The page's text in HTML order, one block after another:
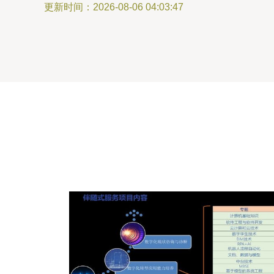
更新时间：2026-08-06 04:03:47